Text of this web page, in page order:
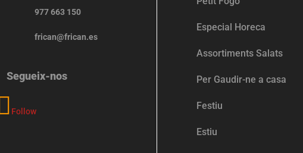
977 663 150
frican@frican.es
Segueix-nos
Follow
Especial Horeca
Assortiments Salats
Per Gaudir-ne a casa
Festiu
Estiu